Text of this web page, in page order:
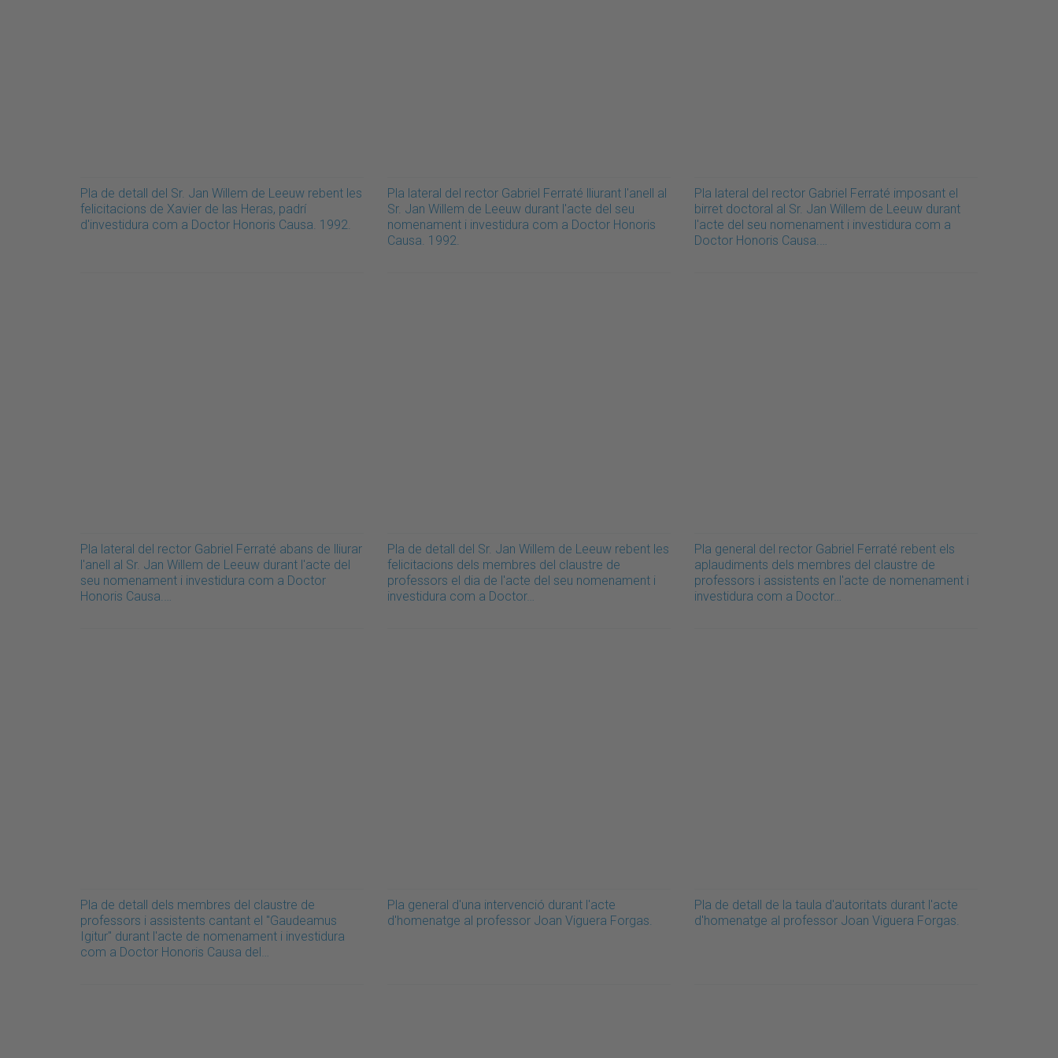
Pla de detall del Sr. Jan Willem de Leeuw rebent les
felicitacions de Xavier de las Heras, padrí
d'investidura com a Doctor Honoris Causa. 1992.
Pla lateral del rector Gabriel Ferraté lliurant l'anell al
Sr. Jan Willem de Leeuw durant l'acte del seu
nomenament i investidura com a Doctor Honoris
Causa. 1992.
Pla lateral del rector Gabriel Ferraté imposant el
birret doctoral al Sr. Jan Willem de Leeuw durant
l'acte del seu nomenament i investidura com a
Doctor Honoris Causa.…
Pla lateral del rector Gabriel Ferraté abans de lliurar
l'anell al Sr. Jan Willem de Leeuw durant l'acte del
seu nomenament i investidura com a Doctor
Honoris Causa.…
Pla de detall del Sr. Jan Willem de Leeuw rebent les
felicitacions dels membres del claustre de
professors el dia de l'acte del seu nomenament i
investidura com a Doctor…
Pla general del rector Gabriel Ferraté rebent els
aplaudiments dels membres del claustre de
professors i assistents en l'acte de nomenament i
investidura com a Doctor…
Pla de detall dels membres del claustre de
professors i assistents cantant el "Gaudeamus
Igitur" durant l'acte de nomenament i investidura
com a Doctor Honoris Causa del…
Pla general d'una intervenció durant l'acte
d'homenatge al professor Joan Viguera Forgas.
Pla de detall de la taula d'autoritats durant l'acte
d'homenatge al professor Joan Viguera Forgas.